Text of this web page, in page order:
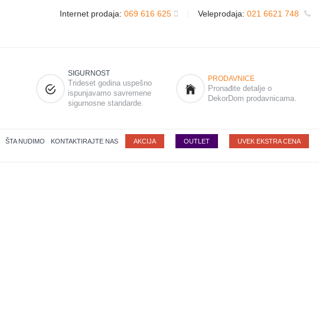
Internet prodaja: 069 616 625 Veleprodaja: 021 6621 748
SIGURNOST
Trideset godina uspešno
ispunjavamo savremene
sigurnosne standarde.
PRODAVNICE
Pronađite detalje o
DekorDom prodavnicama.
ŠTA NUDIMO KONTAKTIRAJTE NAS AKCIJA OUTLET UVEK EKSTRA CENA